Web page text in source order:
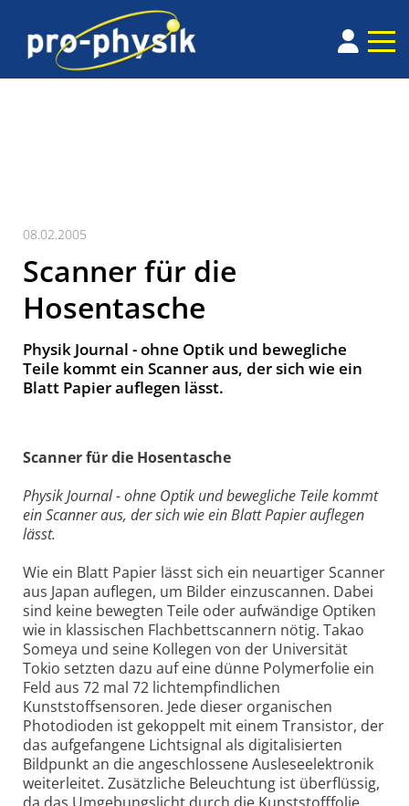
08.02.2005
Scanner für die
Hosentasche
Physik Journal - ohne Optik und bewegliche
Teile kommt ein Scanner aus, der sich wie ein
Blatt Papier auflegen lässt.
Scanner für die Hosentasche
Physik Journal - ohne Optik und bewegliche Teile kommt
ein Scanner aus, der sich wie ein Blatt Papier auflegen
lässt.
Wie ein Blatt Papier lässt sich ein neuartiger Scanner
aus Japan auflegen, um Bilder einzuscannen. Dabei
sind keine bewegten Teile oder aufwändige Optiken
wie in klassischen Flachbettscannern nötig. Takao
Someya und seine Kollegen von der Universität
Tokio setzten dazu auf eine dünne Polymerfolie ein
Feld aus 72 mal 72 lichtempfindlichen
Kunststoffsensoren. Jede dieser organischen
Photodioden ist gekoppelt mit einem Transistor, der
das aufgefangene Lichtsignal als digitalisierten
Bildpunkt an die angeschlossene Ausleseelektronik
weiterleitet. Zusätzliche Beleuchtung ist überflüssig,